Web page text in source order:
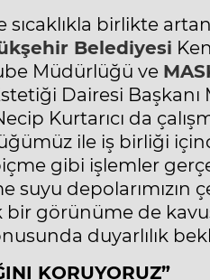
birlikte
Belediyesi
Müdürlüğü ve
Dairesi
Kurtarıcı da
ile iş birliği
gibi işlemler
depolarımızın
görünüme de
duyarlılık
KORUYORUZ”